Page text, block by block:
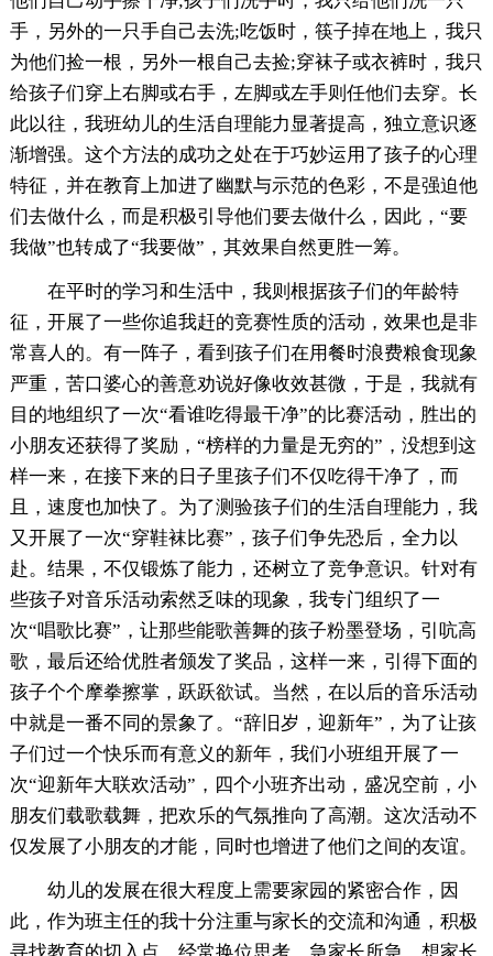
手，另外的一只手自己去洗;吃饭时，筷子掉在地上，我只
为他们捡一根，另外一根自己去捡;穿袜子或衣裤时，我只
给孩子们穿上右脚或右手，左脚或左手则任他们去穿。长
此以往，我班幼儿的生活自理能力显著提高，独立意识逐
渐增强。这个方法的成功之处在于巧妙运用了孩子的心理
特征，并在教育上加进了幽默与示范的色彩，不是强迫他
们去做什么，而是积极引导他们要去做什么，因此，“要
我做”也转成了“我要做”，其效果自然更胜一筹。
在平时的学习和生活中，我则根据孩子们的年龄特
征，开展了一些你追我赶的竞赛性质的活动，效果也是非
常喜人的。有一阵子，看到孩子们在用餐时浪费粮食现象
严重，苦口婆心的善意劝说好像收效甚微，于是，我就有
目的地组织了一次“看谁吃得最干净”的比赛活动，胜出的
小朋友还获得了奖励，“榜样的力量是无穷的”，没想到这
样一来，在接下来的日子里孩子们不仅吃得干净了，而
且，速度也加快了。为了测验孩子们的生活自理能力，我
又开展了一次“穿鞋袜比赛”，孩子们争先恐后，全力以
赴。结果，不仅锻炼了能力，还树立了竞争意识。针对有
些孩子对音乐活动索然乏味的现象，我专门组织了一
次“唱歌比赛”，让那些能歌善舞的孩子粉墨登场，引吭高
歌，最后还给优胜者颁发了奖品，这样一来，引得下面的
孩子个个摩拳擦掌，跃跃欲试。当然，在以后的音乐活动
中就是一番不同的景象了。“辞旧岁，迎新年”，为了让孩
子们过一个快乐而有意义的新年，我们小班组开展了一
次“迎新年大联欢活动”，四个小班齐出动，盛况空前，小
朋友们载歌载舞，把欢乐的气氛推向了高潮。这次活动不
仅发展了小朋友的才能，同时也增进了他们之间的友谊。
幼儿的发展在很大程度上需要家园的紧密合作，因
此，作为班主任的我十分注重与家长的交流和沟通，积极